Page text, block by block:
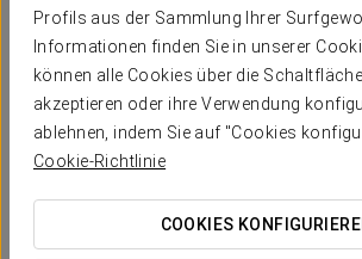
Profils aus der Sammlung Ihrer
Informationen finden Sie in unserer
können alle Cookies über die
akzeptieren oder ihre Verwendung
ablehnen, indem Sie auf "Cookies
Cookie-Richtlinie
COOKIES
32 €
Entdecken Sie die
Monument unserer Stadt entdecken, die
Kathedrale von Córdoba, die zum